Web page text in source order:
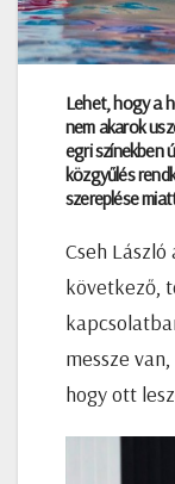
Lehet, hogy a
nem akarok
egri színekben
közgyűlés
szereplése
Cseh
következő,
messze
hogy ott